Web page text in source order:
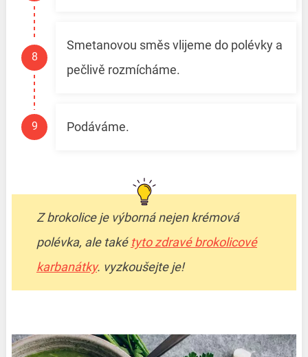
Smetanovou směs vlijeme do polévky a
pečlivě rozmícháme.
Podáváme.
Z brokolice je výborná nejen krémová
polévka, ale také tyto zdravé brokolicové
karbanátky. vyzkoušejte je!